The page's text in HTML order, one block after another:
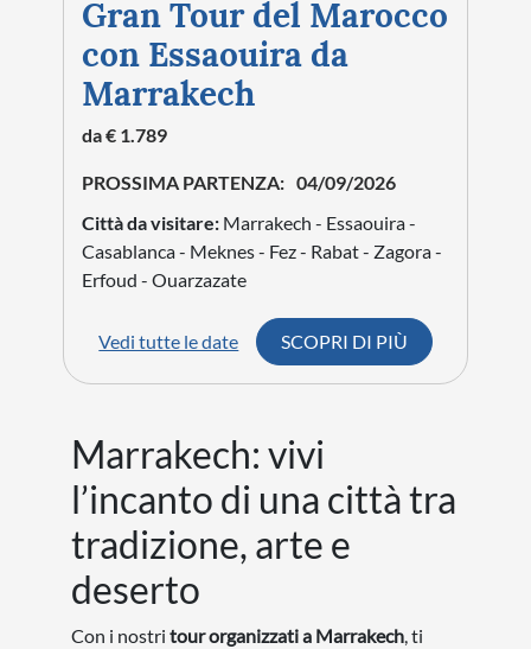
Gran Tour del Marocco
con Essaouira da
Marrakech
da € 1.789
PROSSIMA PARTENZA: 04/09/2026
Città da visitare: Marrakech - Essaouira -
Casablanca - Meknes - Fez - Rabat - Zagora -
Erfoud - Ouarzazate
Vedi tutte le date SCOPRI DI PIÙ
Marrakech: vivi
l’incanto di una città tra
tradizione, arte e
deserto
Con i nostri tour organizzati a Marrakech, ti